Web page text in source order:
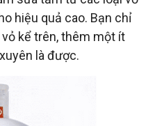
hiệu quả cao. Bạn chỉ
kể trên, thêm một ít
là được.